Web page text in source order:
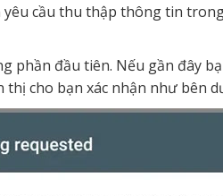
cầu thu thập thông tin
phần đầu tiên. Nếu gần đây
thị cho bạn xác nhận như bên